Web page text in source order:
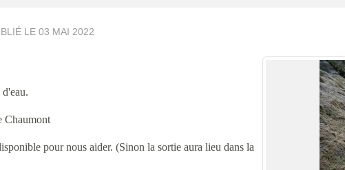
LE 03 MAI 2022
Chaumont
pour nous aider. (Sinon la sortie aura lieu dans la